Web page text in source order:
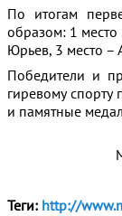
По итогам
образом: 1
Юрьев, 3 место –
Победители и
гиревому
и памятные
Теги: http://